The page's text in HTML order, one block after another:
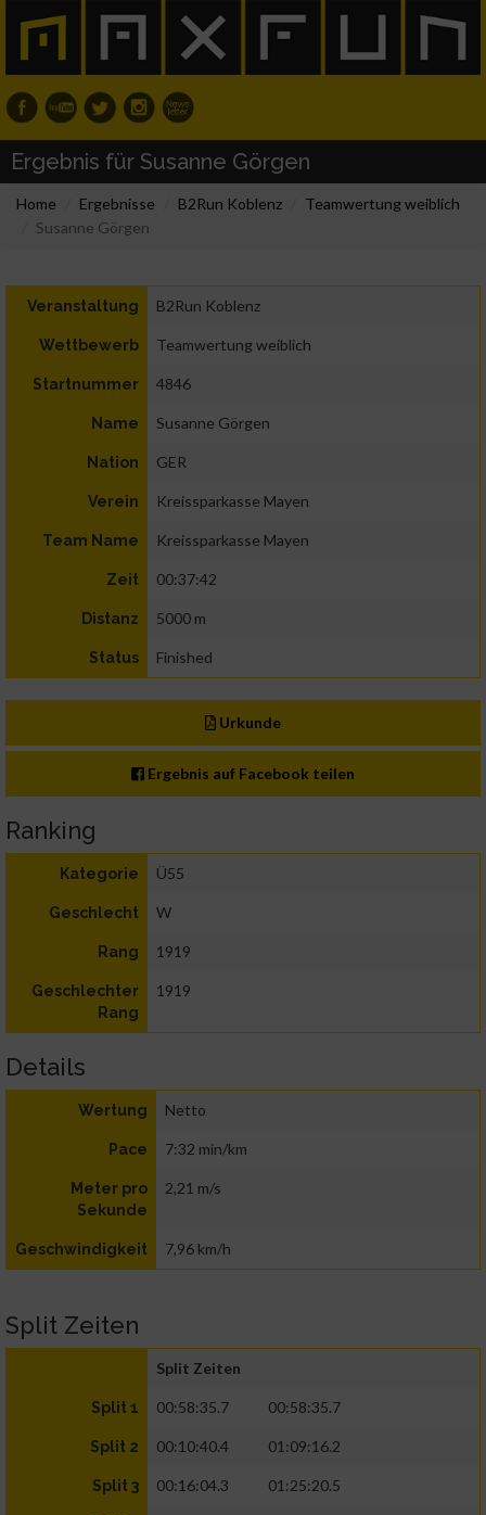
Ergebnis für Susanne Görgen
Home Ergebnisse B2Run Koblenz
Teamwertung weiblich
Susanne Görgen
Veranstaltung B2Run Koblenz
Wettbewerb Teamwertung weiblich
Startnummer 4846
Name Susanne Görgen
Nation GER
Verein Kreissparkasse Mayen
Team Name Kreissparkasse Mayen
Zeit 00:37:42
Distanz 5000 m
Status Finished
Urkunde
Ergebnis auf Facebook teilen
Ranking
Kategorie Ü55
Geschlecht W
Rang 1919
Geschlechter
Rang
1919
Details
Wertung Netto
Pace 7:32 min/km
Meter pro
Sekunde
2,21 m/s
Geschwindigkeit 7,96 km/h
Split Zeiten
Split Zeiten
Split 1 00:58:35.7 00:58:35.7
Split 2 00:10:40.4 01:09:16.2
Split 3 00:16:04.3 01:25:20.5